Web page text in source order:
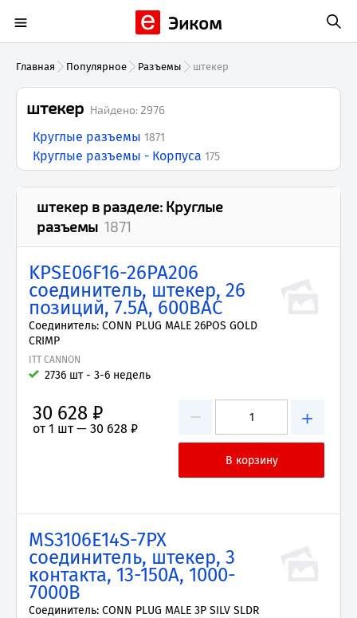
Эиком
Главная Популярное Разъемы штекер
штекер Найдено: 2976
Круглые разъемы 1871
Круглые разъемы - Корпуса 175
штекер в разделе: Круглые
разъемы 1871
KPSE06F16-26PA206
соединитель, штекер, 26
позиций, 7.5А, 600ВAC
Соединитель: CONN PLUG MALE 26POS GOLD
CRIMP
ITT CANNON
2736 шт - 3-6 недель
− +
30 628 ₽
от 1 шт — 30 628 ₽
MS3106E14S-7PX
соединитель, штекер, 3
контакта, 13-150А, 1000-
7000В
Соединитель: CONN PLUG MALE 3P SILV SLDR